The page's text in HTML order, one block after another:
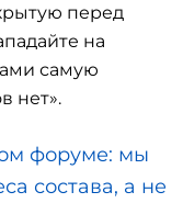
перед
на
самую
нет».
форуме: мы
состава, а не